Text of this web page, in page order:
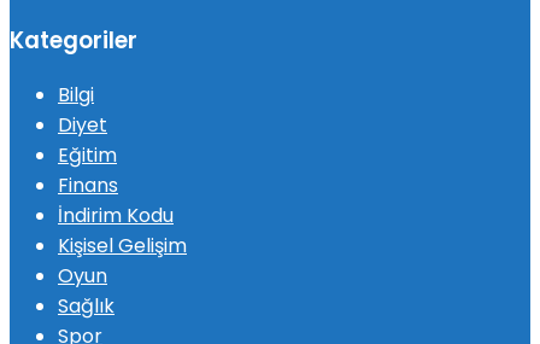
Kategoriler
Bilgi
Diyet
Eğitim
Finans
İndirim Kodu
Kişisel Gelişim
Oyun
Sağlık
Spor